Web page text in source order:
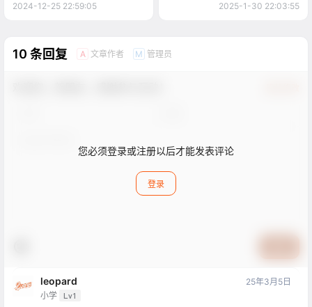
2024-12-25 22:59:05 2025-1-30 22:03:55
10 条回复 A 文章作者 M 管理员
您必须登录或注册以后才能发表评论
登录
leopard
小学 Lv1
25年3月5日